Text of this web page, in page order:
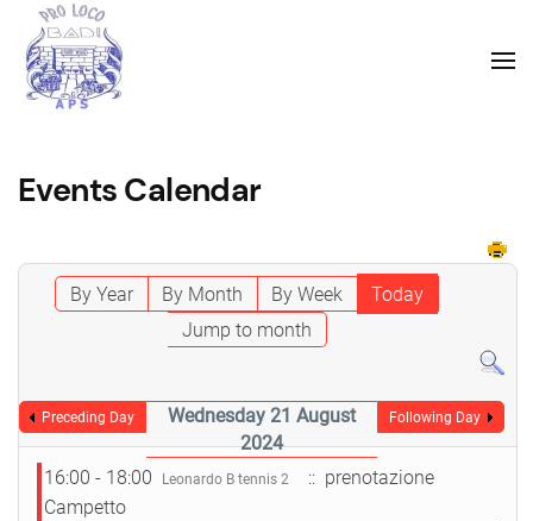
Events Calendar
By Year By Month By Week
Today
Jump to month
Preceding Day
Wednesday 21 August
2024
Following Day
16:00 - 18:00 Leonardo B tennis 2
:: prenotazione
Campetto